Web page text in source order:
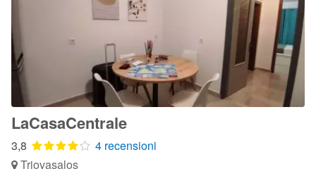
LaCasaCentrale
3,8
4 recensioni
Triovasalos